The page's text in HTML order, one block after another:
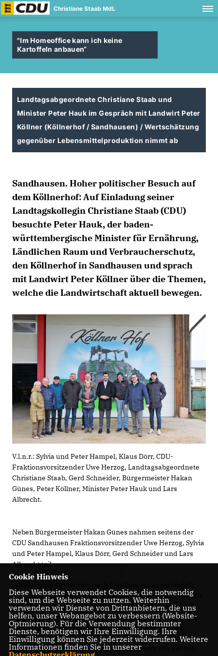
Christiane Staab MdL
"Im Homeoffice kann ich keine
Kartoffeln anbauen“
Landtagsabgeordnete Christiane Staab und
Minister Peter Hauk im Gespräch mit Landwirt Peter
Köllner (Köllnerhof / Sandhausen) / Wertschätzung
gegenüber Lebensmittelproduktion nimmt ab
Sandhausen. Hoher politischer Besuch auf
dem Köllnerhof: Auf Einladung seiner
Landtagskollegin Christiane Staab (CDU)
besuchte Peter Hauk, der baden-
württembergische Minister für Ernährung,
Ländlichen Raum und Verbraucherschutz,
den Köllnerhof in Sandhausen und sprach
mit Landwirt Peter Köllner über die Themen,
welche die Landwirtschaft aktuell bewegen.
V.l.n.r.: Sylvia und Peter Hampel, Klaus Dörr, CDU-
Fraktionsvorsitzender Uwe Herzog, Landtagsabgeordnete
Christiane Staab, Gerd Schneider, Bürgermeister Hakan
Günes, Peter Köllner, Minister Peter Hauk und Lars
Albrecht.
Neben Bürgermeister Hakan Günes nahmen seitens der
CDU Sandhausen Fraktionsvorsitzender Uwe Herzog, Sylvia
und Peter Hampel, Klaus Dörr, Gerd Schneider und Lars
Albrecht teil.
den ich seit 2004 gemeinsam mit meiner Familie führe. Wir
bewirtschaften rund 60 Hektar und produzieren Spargel
und Kartoffel für die Direktvermarktung sowie
Industriekartoffel und -gemüse“, informierte Köllner.
Auch einige Schweine hält sich der Landwirt, der mit den
Cookie Hinweis
Diese Webseite verwendet Cookies, die notwendig
sind, um die Webseite zu nutzen. Weiterhin
verwenden wir Dienste von Drittanbietern, die uns
helfen, unser Webangebot zu verbessern (Website-
Optmierung). Für die Verwendung bestimmter
Dienste, benötigen wir Ihre Einwilligung. Ihre
Einwilligung können Sie jederzeit widerrufen. Weitere
Informationen finden Sie in unserer